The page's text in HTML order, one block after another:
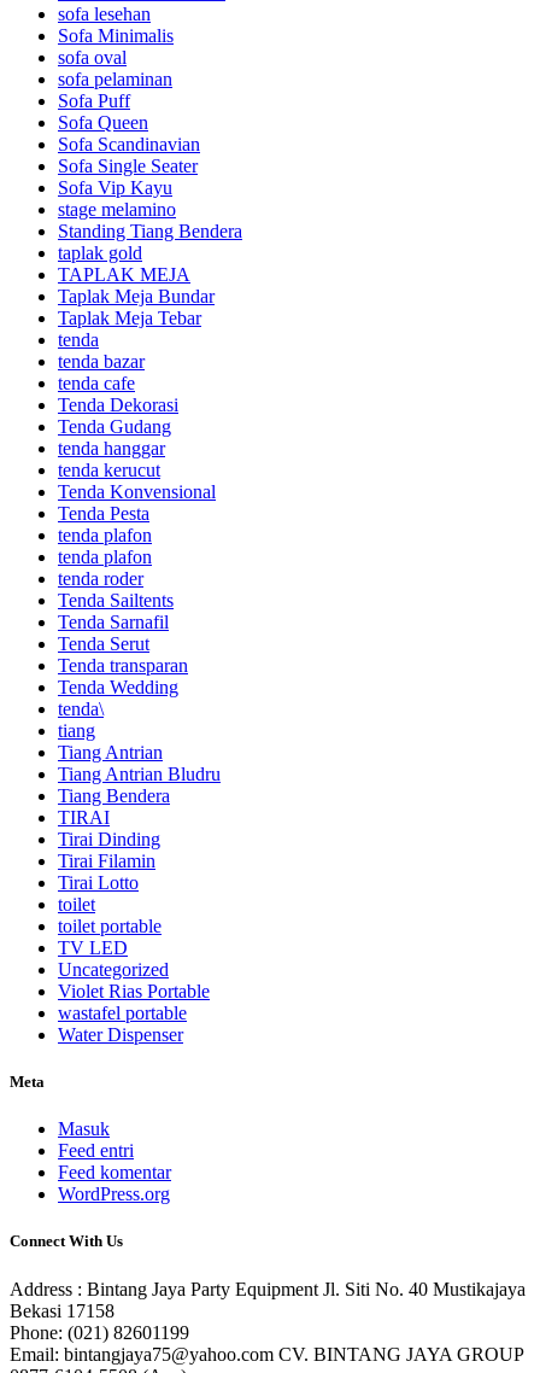
sofa lesehan
Sofa Minimalis
sofa oval
sofa pelaminan
Sofa Puff
Sofa Queen
Sofa Scandinavian
Sofa Single Seater
Sofa Vip Kayu
stage melamino
Standing Tiang Bendera
taplak gold
TAPLAK MEJA
Taplak Meja Bundar
Taplak Meja Tebar
tenda
tenda bazar
tenda cafe
Tenda Dekorasi
Tenda Gudang
tenda hanggar
tenda kerucut
Tenda Konvensional
Tenda Pesta
tenda plafon
tenda plafon
tenda roder
Tenda Sailtents
Tenda Sarnafil
Tenda Serut
Tenda transparan
Tenda Wedding
tenda\
tiang
Tiang Antrian
Tiang Antrian Bludru
Tiang Bendera
TIRAI
Tirai Dinding
Tirai Filamin
Tirai Lotto
toilet
toilet portable
TV LED
Uncategorized
Violet Rias Portable
wastafel portable
Water Dispenser
Meta
Masuk
Feed entri
Feed komentar
WordPress.org
Connect With Us
Address : Bintang Jaya Party Equipment Jl. Siti No. 40 Mustikajaya
Bekasi 17158
Phone: (021) 82601199
Email: bintangjaya75@yahoo.com CV. BINTANG JAYA GROUP